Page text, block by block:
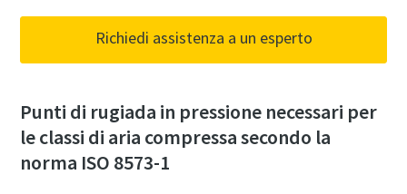
Richiedi assistenza a un esperto
Punti di rugiada in pressione necessari per
le classi di aria compressa secondo la
norma ISO 8573-1